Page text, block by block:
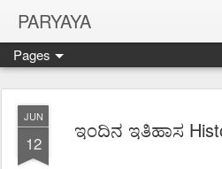
PARYAYA
Pages
JUN
12
ಇಂದಿನ ಇತಿಹಾಸ